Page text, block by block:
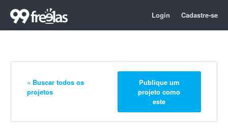
Login Cadastre-se
« Buscar todos os
projetos
Publique um
projeto como
este